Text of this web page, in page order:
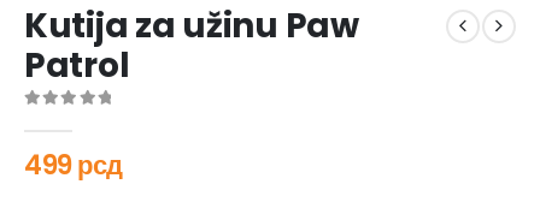
Kutija za užinu Paw
Patrol
499рсд